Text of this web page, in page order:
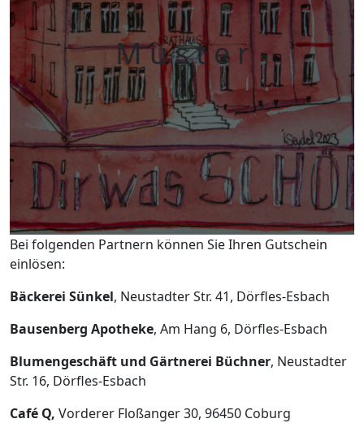
M u s t e r
Bei folgenden Partnern können Sie Ihren Gutschein
einlösen:
Bäckerei Sünkel, Neustadter Str. 41, Dörfles-Esbach
Bausenberg Apotheke, Am Hang 6, Dörfles-Esbach
Blumengeschäft und Gärtnerei Büchner, Neustadter
Str. 16, Dörfles-Esbach
Café Q, Vorderer Floßanger 30, 96450 Coburg